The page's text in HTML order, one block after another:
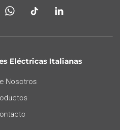
Eléctricas Italianas
Nosotros